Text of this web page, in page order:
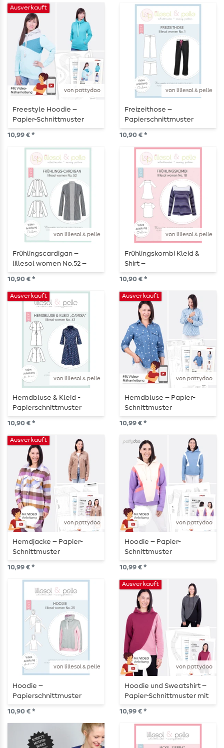
von pattydoo
Ausverkauft
Freestyle Hoodie –
Papier-Schnittmuster
10,99 € *
von lillesol & pelle
Freizeithose –
Papierschnittmuster
10,90 € *
von lillesol & pelle
Frühlingscardigan –
lillesol women No.52 –
Papierschnittmuster
10,90 € *
von lillesol & pelle
Frühlingskombi Kleid &
Shirt –
Papierschnittmuster
10,90 € *
von lillesol & pelle
Ausverkauft
Hemdbluse & Kleid -
Papierschnittmuster
10,90 € *
von pattydoo
Ausverkauft
Hemdbluse – Papier-
Schnittmuster
10,99 € *
von pattydoo
Ausverkauft
Hemdjacke – Papier-
Schnittmuster
10,99 € *
von pattydoo
Hoodie – Papier-
Schnittmuster
10,99 € *
von lillesol & pelle
Hoodie –
Papierschnittmuster
10,90 € *
von pattydoo
Ausverkauft
Hoodie und Sweatshirt –
Papier-Schnittmuster mit
Wickeloptik
10,99 € *